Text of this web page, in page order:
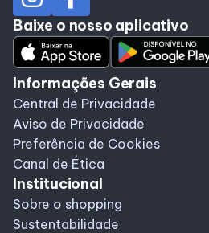
Baixe o nosso aplicativo
Informações Gerais
Central de Privacidade
Aviso de Privacidade
Preferência de Cookies
Canal de Ética
Institucional
Sobre o shopping
Sustentabilidade